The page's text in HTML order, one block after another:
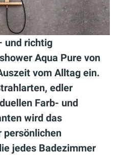
und richtig
Aqua Pure von
vom Alltag ein.
edler
Farb- und
wird das
persönlichen
jedes Badezimmer